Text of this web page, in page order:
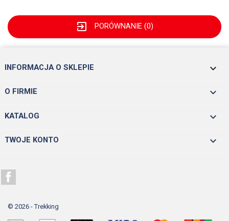
exit_to_app PORÓWNANIE (0)
INFORMACJA O SKLEPIE keyboard_arrow_down
O FIRMIE 
KATALOG 
TWOJE KONTO 
© 2026 - Trekking